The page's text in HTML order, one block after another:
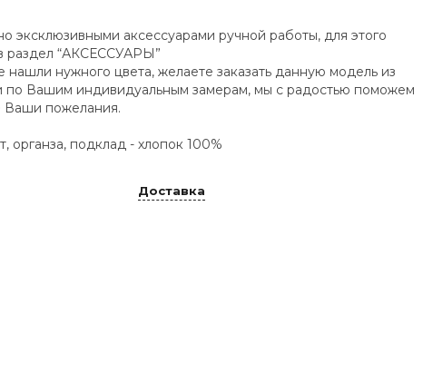
эксклюзивными аксессуарами ручной работы, для этого
раздел “АКСЕССУАРЫ”
нужного цвета, желаете заказать данную модель из
по Вашим индивидуальным замерам, мы с радостью поможем
Ваши пожелания.
органза, подклад - хлопок 100%
Доставка